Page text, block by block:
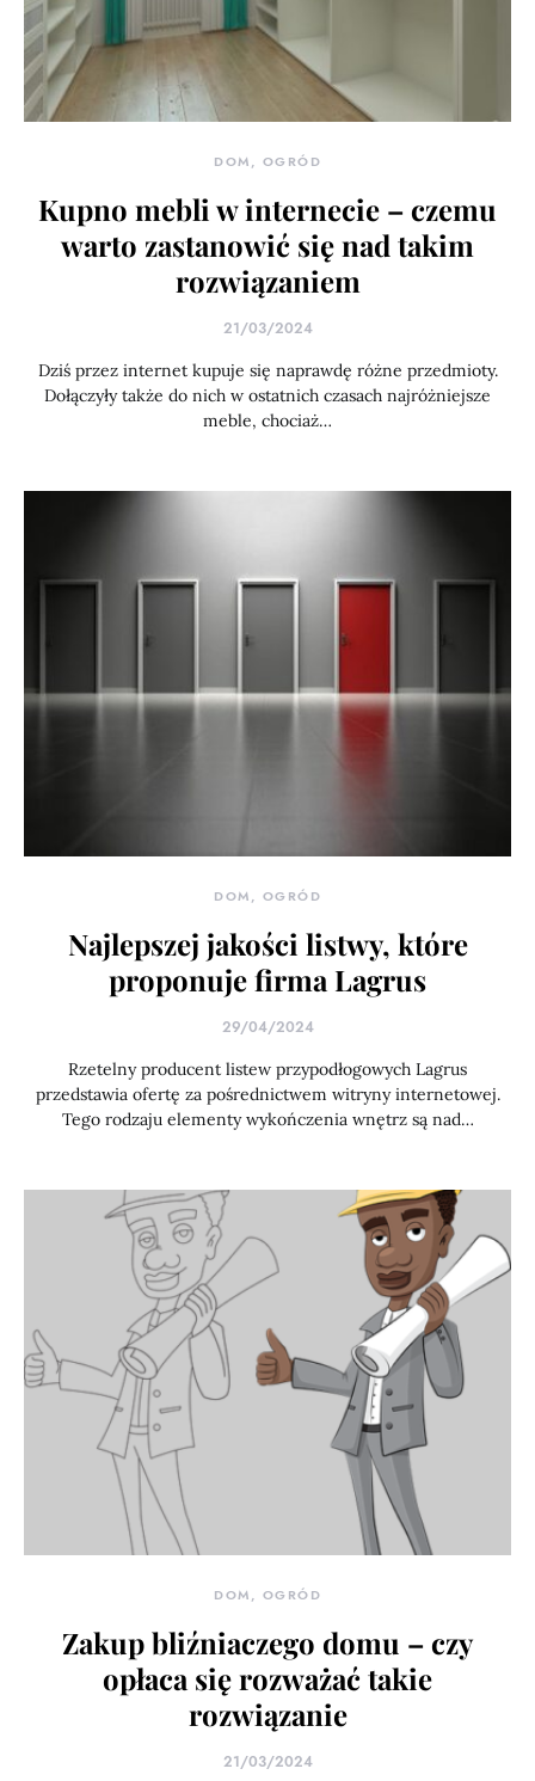
DOM, OGRÓD
Kupno mebli w internecie – czemu
warto zastanowić się nad takim
rozwiązaniem
21/03/2024
Dziś przez internet kupuje się naprawdę różne przedmioty.
Dołączyły także do nich w ostatnich czasach najróżniejsze
meble, chociaż…
DOM, OGRÓD
Najlepszej jakości listwy, które
proponuje firma Lagrus
29/04/2024
Rzetelny producent listew przypodłogowych Lagrus
przedstawia ofertę za pośrednictwem witryny internetowej.
Tego rodzaju elementy wykończenia wnętrz są nad…
DOM, OGRÓD
Zakup bliźniaczego domu – czy
opłaca się rozważać takie
rozwiązanie
21/03/2024